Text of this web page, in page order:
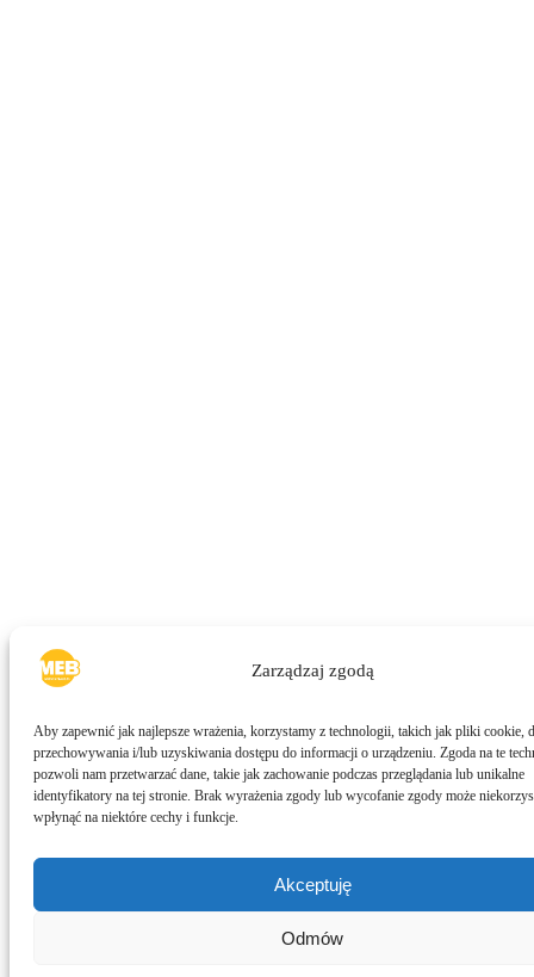
Zarządzaj zgodą
Aby zapewnić jak najlepsze wrażenia, korzystamy z technologii, takich jak pliki cookie,
przechowywania i/lub uzyskiwania dostępu do informacji o urządzeniu. Zgoda na te
pozwoli nam przetwarzać dane, takie jak zachowanie podczas przeglądania lub unikalne
identyfikatory na tej stronie. Brak wyrażenia zgody lub wycofanie zgody może
wpłynąć na niektóre cechy i funkcje.
Akceptuję
Odmów